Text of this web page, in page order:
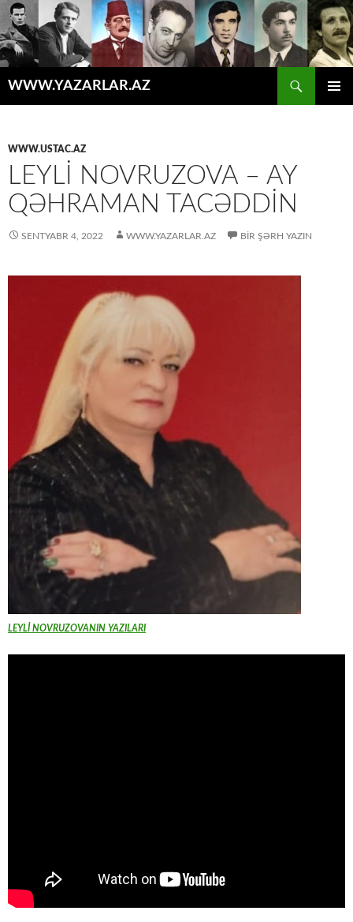
WWW.YAZARLAR.AZ
WWW.USTAC.AZ
LEYLİ NOVRUZOVA – AY
QƏHRAMAN TACƏDDİN
SENTYABR 4, 2022 WWW.YAZARLAR.AZ BIR ŞƏRH YAZIN
LEYLİ NOVRUZOVANIN YAZILARI